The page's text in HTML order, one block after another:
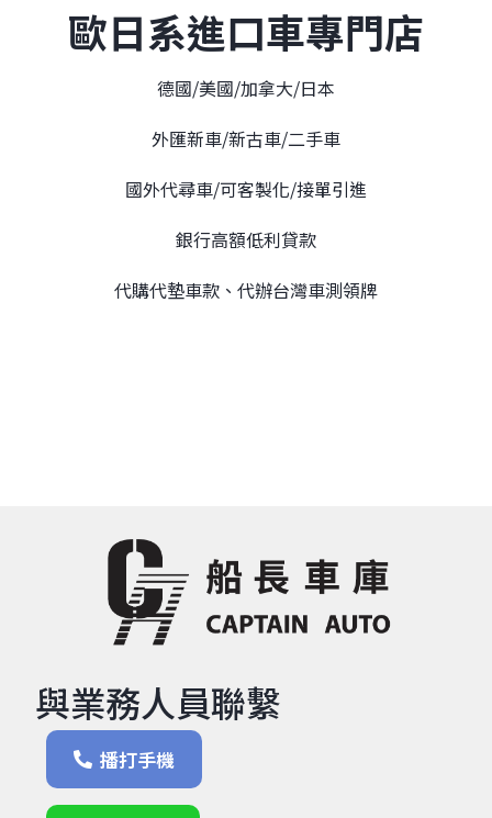
歐日系進口車專門店
德國/美國/加拿大/日本
外匯新車/新古車/二手車
國外代尋車/可客製化/接單引進
銀行高額低利貸款
代購代墊車款、代辦台灣車測領牌
與業務人員聯繫
播打手機